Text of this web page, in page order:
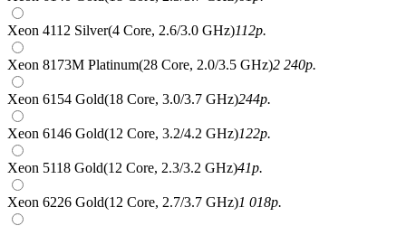
Xeon 4112 Silver(4 Core, 2.6/3.0 GHz)112р.
Xeon 8173M Platinum(28 Core, 2.0/3.5 GHz)2 240р.
Xeon 6154 Gold(18 Core, 3.0/3.7 GHz)244р.
Xeon 6146 Gold(12 Core, 3.2/4.2 GHz)122р.
Xeon 5118 Gold(12 Core, 2.3/3.2 GHz)41р.
Xeon 6226 Gold(12 Core, 2.7/3.7 GHz)1 018р.